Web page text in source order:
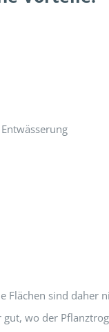
sind daher
wo der Pflanztrog